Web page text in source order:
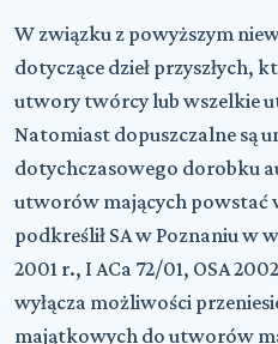
W związku z powyższym
dotyczące dzieł przyszłych,
utwory twórcy lub wszelkie
Natomiast dopuszczalne są
dotychczasowego dorobku
utworów mających powstać
podkreślił SA w Poznaniu w
2001 r., I ACa 72/01, OSA
wyłącza możliwości
majątkowych do utworów